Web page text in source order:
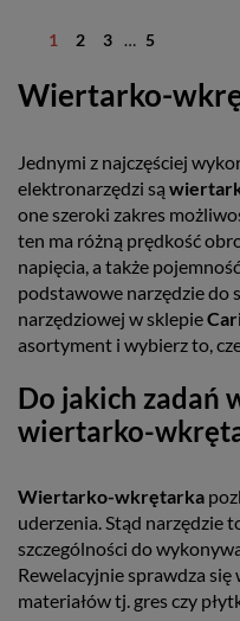
1 2 3 … 5
Wiertarko-
Jednymi z najczęściej
elektronarzędzi są
one szeroki zakres
ten ma różną prędkość
napięcia, a także
podstawowe narzędzie do
narzędziowej w sklepie
asortyment i wybierz to,
Do jakich zadań
wiertarko-
Wiertarko-wkrętarka
uderzenia. Stąd narzędzie
szczególności do
Rewelacyjnie sprawdza
materiałów tj. gres czy